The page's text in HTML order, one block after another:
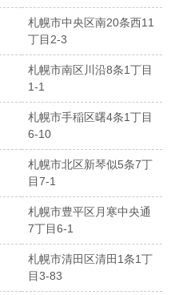
札幌市中央区南20条西11
丁目2-3
札幌市南区川沿8条1丁目
1-1
札幌市手稲区曙4条1丁目
6-10
札幌市北区新琴似5条7丁
目7-1
札幌市豊平区月寒中央通
7丁目6-1
札幌市清田区清田1条1丁
目3-83